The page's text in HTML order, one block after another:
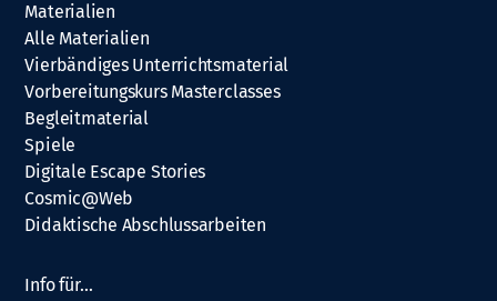
Materialien
Alle Materialien
Vierbändiges Unterrichtsmaterial
Vorbereitungskurs Masterclasses
Begleitmaterial
Spiele
Digitale Escape Stories
Cosmic@Web
Didaktische Abschlussarbeiten
Info für…